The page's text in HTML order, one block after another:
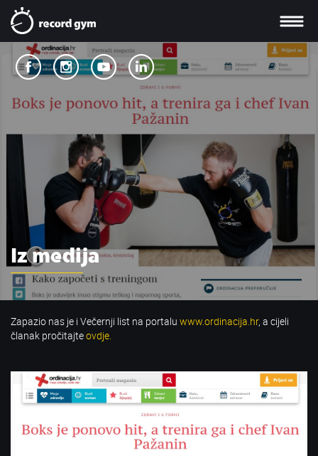
Iz medija
Zapazio nas je i Večernji list na portalu www.ordinacija.hr, a cijeli
članak pročitajteovdje.